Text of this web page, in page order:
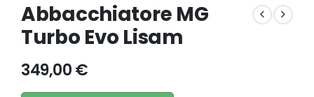
Abbacchiatore MG
Turbo Evo Lisam
349,00€